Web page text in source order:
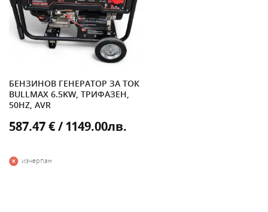
БЕНЗИНОВ ГЕНЕРАТОР ЗА ТОК
BULLMAX 6.5KW, ТРИФАЗЕН,
50HZ, AVR
587.47 € / 1149.00лв.
изчерпан